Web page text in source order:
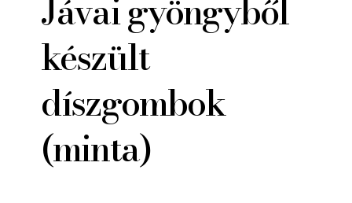
Jávai gyöngyből
készült
díszgombok
(minta)